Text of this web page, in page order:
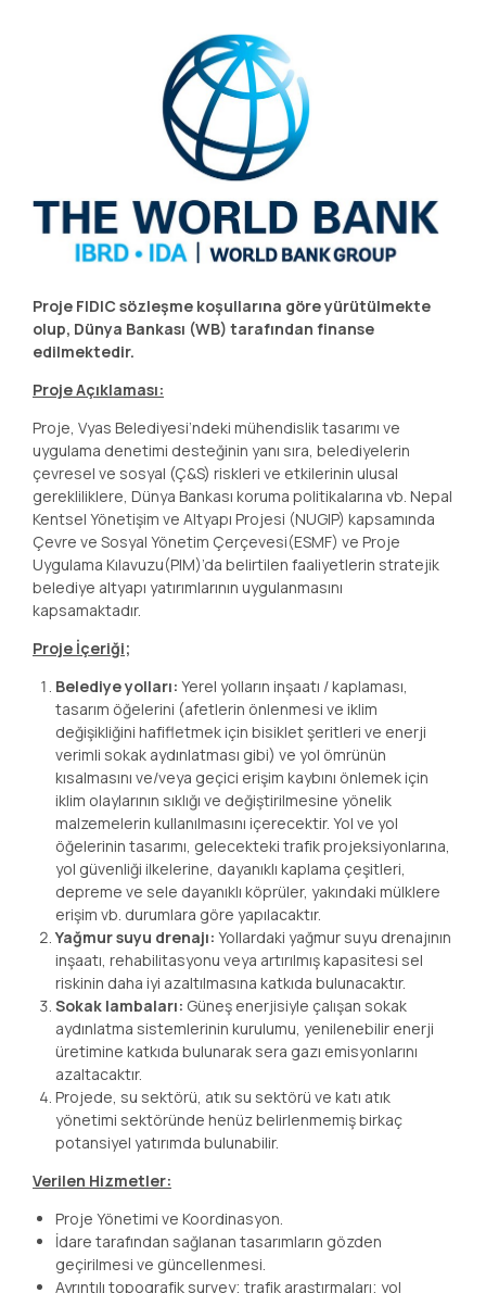
Proje FIDIC sözleşme koşullarına göre yürütülmekte
olup, Dünya Bankası (WB) tarafından finanse
edilmektedir.
Proje Açıklaması:
Proje, Vyas Belediyesi’ndeki mühendislik tasarımı ve
uygulama denetimi desteğinin yanı sıra, belediyelerin
çevresel ve sosyal (Ç&S) riskleri ve etkilerinin ulusal
gerekliliklere, Dünya Bankası koruma politikalarına vb. Nepal
Kentsel Yönetişim ve Altyapı Projesi (NUGIP) kapsamında
Çevre ve Sosyal Yönetim Çerçevesi(ESMF) ve Proje
Uygulama Kılavuzu(PIM)’da belirtilen faaliyetlerin stratejik
belediye altyapı yatırımlarının uygulanmasını
kapsamaktadır.
Proje İçeriği;
Belediye yolları: Yerel yolların inşaatı / kaplaması,
tasarım öğelerini (afetlerin önlenmesi ve iklim
değişikliğini hafifletmek için bisiklet şeritleri ve enerji
verimli sokak aydınlatması gibi) ve yol ömrünün
kısalmasını ve/veya geçici erişim kaybını önlemek için
iklim olaylarının sıklığı ve değiştirilmesine yönelik
malzemelerin kullanılmasını içerecektir. Yol ve yol
öğelerinin tasarımı, gelecekteki trafik projeksiyonlarına,
yol güvenliği ilkelerine, dayanıklı kaplama çeşitleri,
depreme ve sele dayanıklı köprüler, yakındaki mülklere
erişim vb. durumlara göre yapılacaktır.
Yağmur suyu drenajı: Yollardaki yağmur suyu drenajının
inşaatı, rehabilitasyonu veya artırılmış kapasitesi sel
riskinin daha iyi azaltılmasına katkıda bulunacaktır.
Sokak lambaları: Güneş enerjisiyle çalışan sokak
aydınlatma sistemlerinin kurulumu, yenilenebilir enerji
üretimine katkıda bulunarak sera gazı emisyonlarını
azaltacaktır.
Projede, su sektörü, atık su sektörü ve katı atık
yönetimi sektöründe henüz belirlenmemiş birkaç
potansiyel yatırımda bulunabilir.
Verilen Hizmetler:
Proje Yönetimi ve Koordinasyon.
İdare tarafından sağlanan tasarımların gözden
geçirilmesi ve güncellenmesi.
Ayrıntılı topografik survey; trafik araştırmaları; yol